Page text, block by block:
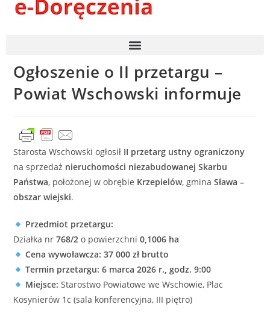
Ogłoszenie o II przetargu –
Powiat Wschowski informuje
Starosta Wschowski ogłosił II przetarg ustny ograniczony
na sprzedaż nieruchomości niezabudowanej Skarbu
Państwa, położonej w obrębie Krzepielów, gminaSława –
obszar wiejski.
Przedmiot przetargu:
Działka nr768/2 o powierzchni0,1006 ha
Cena wywoławcza: 37 000 zł brutto
Termin przetargu: 6 marca 2026 r., godz. 9:00
Miejsce: Starostwo Powiatowe we Wschowie, Plac
Kosynierów 1c (sala konferencyjna, III piętro)